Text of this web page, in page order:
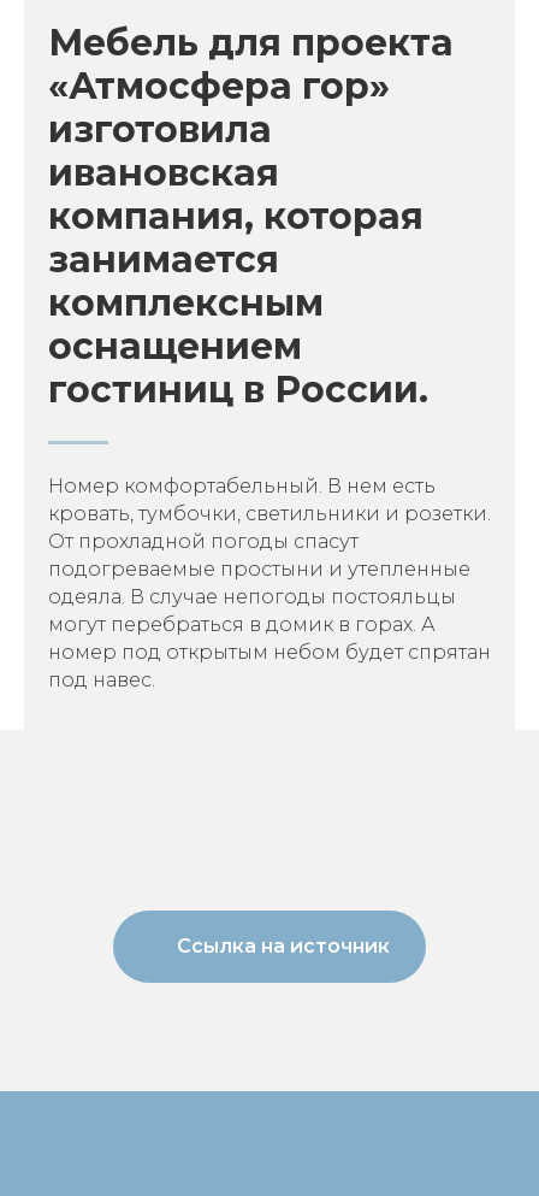
Мебель для проекта
«Атмосфера гор»
изготовила
ивановская
компания, которая
занимается
комплексным
оснащением
гостиниц в России.
Номер комфортабельный. В нем есть
кровать, тумбочки, светильники и розетки.
От прохладной погоды спасут
подогреваемые простыни и утепленные
одеяла. В случае непогоды постояльцы
могут перебраться в домик в горах. А
номер под открытым небом будет спрятан
под навес.
Ссылка на источник